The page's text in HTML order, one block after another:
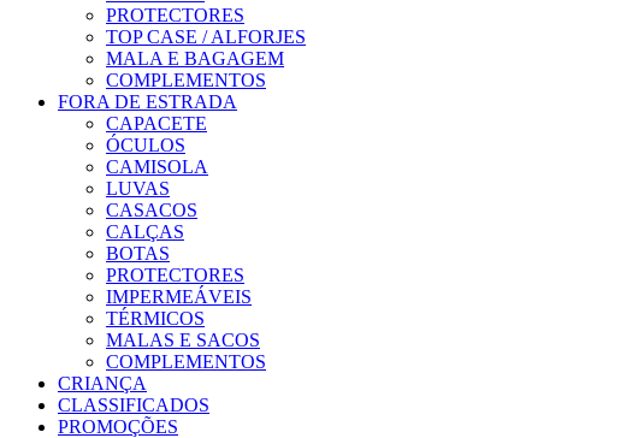
PROTECTORES
TOP CASE / ALFORJES
MALA E BAGAGEM
COMPLEMENTOS
FORA DE ESTRADA
CAPACETE
ÓCULOS
CAMISOLA
LUVAS
CASACOS
CALÇAS
BOTAS
PROTECTORES
IMPERMEÁVEIS
TÉRMICOS
MALAS E SACOS
COMPLEMENTOS
CRIANÇA
CLASSIFICADOS
PROMOÇÕES